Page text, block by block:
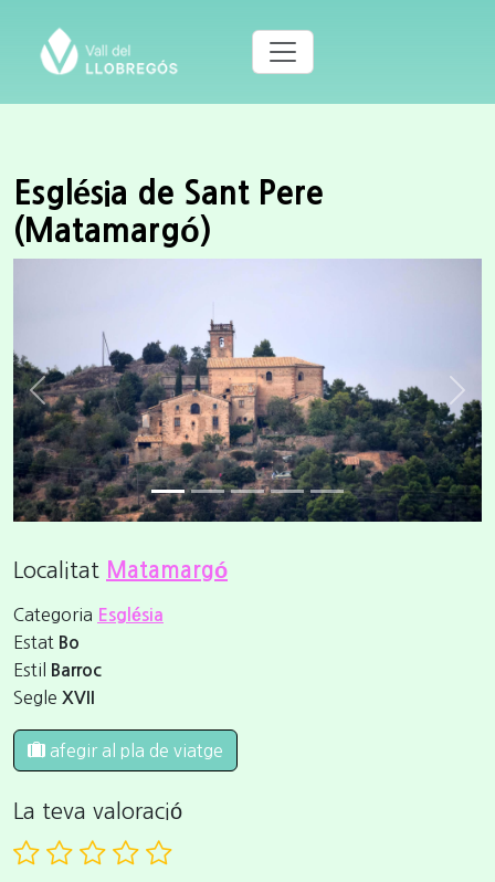
Església de Sant Pere
(Matamargó)
Previous Next
Localitat Matamargó
Categoria Església
Estat Bo
Estil Barroc
Segle XVII
afegir al pla de viatge
La teva valoració